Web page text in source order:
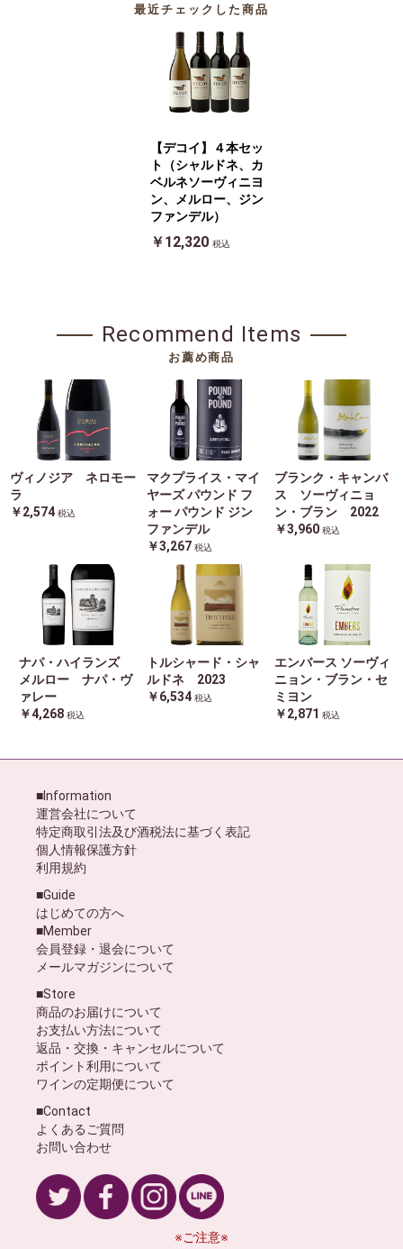
最近チェックした商品
【デコイ】４本セッ
ト（シャルドネ、カ
ベルネソーヴィニヨ
ン、メルロー、ジン
ファンデル）
￥12,320 税込
Recommend Items
お薦め商品
ヴィノジア ネロモー
ラ
￥2,574 税込
マクプライス・マイ
ヤーズ パウンド フ
ォー パウンド ジン
ファンデル
￥3,267 税込
ブランク・キャンバ
ス ソーヴィニョ
ン・ブラン 2022
￥3,960 税込
ナパ・ハイランズ
メルロー ナパ・ヴ
ァレー
￥4,268 税込
トルシャード・シャ
ルドネ 2023
￥6,534 税込
エンバース ソーヴィ
ニョン・ブラン・セ
ミヨン
￥2,871 税込
■Information
運営会社について
特定商取引法及び酒税法に基づく表記
個人情報保護方針
利用規約
■Guide
はじめての方へ
■Member
会員登録・退会について
メールマガジンについて
■Store
商品のお届けについて
お支払い方法について
返品・交換・キャンセルについて
ポイント利用について
ワインの定期便について
■Contact
よくあるご質問
お問い合わせ
※ご注意※